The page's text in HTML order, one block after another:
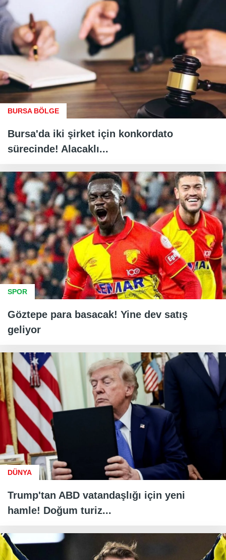
BURSA BÖLGE
Bursa'da iki şirket için konkordato
sürecinde! Alacaklı...
SPOR
Göztepe para basacak! Yine dev satış
geliyor
DÜNYA
Trump'tan ABD vatandaşlığı için yeni
hamle! Doğum turiz...